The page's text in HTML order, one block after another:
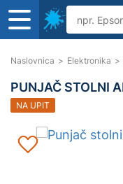
Naslovnica > Elektronika >
PUNJAČ STOLNI
NA UPIT